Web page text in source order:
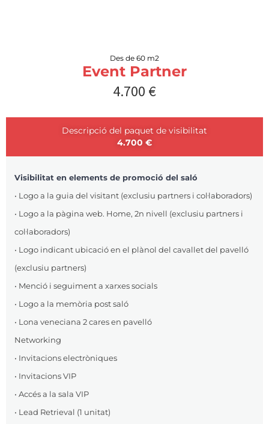
Des de 60 m2
Event Partner
4.700 €
Descripció del paquet de visibilitat
4.700 €
Visibilitat en elements de promoció del saló
• Logo a la guia del visitant (exclusiu partners i col·laboradors)
• Logo a la pàgina web. Home, 2n nivell (exclusiu partners i
col·laboradors)
• Logo indicant ubicació en el plànol del cavallet del pavelló
(exclusiu partners)
• Menció i seguiment a xarxes socials
• Logo a la memòria post saló
• Lona veneciana 2 cares en pavelló
Networking
• Invitacions electròniques
• Invitacions VIP
• Accés a la sala VIP
• Lead Retrieval (1 unitat)